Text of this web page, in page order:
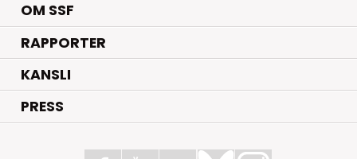
OM SSF
RAPPORTER
KANSLI
PRESS